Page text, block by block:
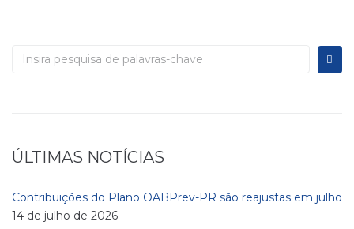
ÚLTIMAS NOTÍCIAS
Contribuições do Plano OABPrev-PR são reajustas em julho
14 de julho de 2026